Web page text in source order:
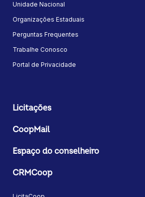
Unidade Nacional
Organizações Estaduais
Perguntas Frequentes
Trabalhe Conosco
Portal de Privacidade
Licitações
CoopMail
Espaço do conselheiro
CRMCoop